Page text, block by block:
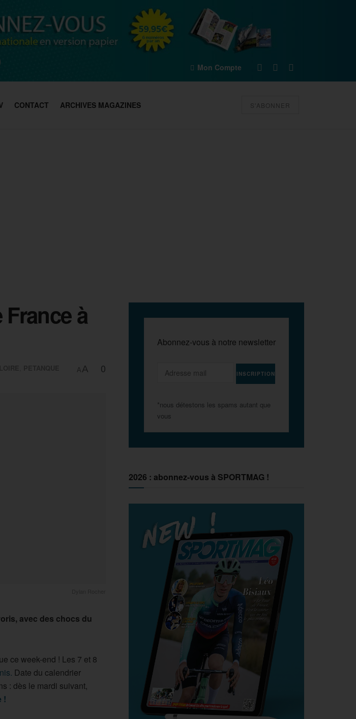
Mon Compte
CONTACT ARCHIVES MAGAZINES S'ABONNER
à
A A 0
avec des chocs du
ce week-end ! Les 7 et 8
Date du calendrier
: dès le mardi suivant,
!
Abonnez-vous à notre newsletter
*nous détestons les spams autant que
vous
2026 : abonnez-vous à SPORTMAG !